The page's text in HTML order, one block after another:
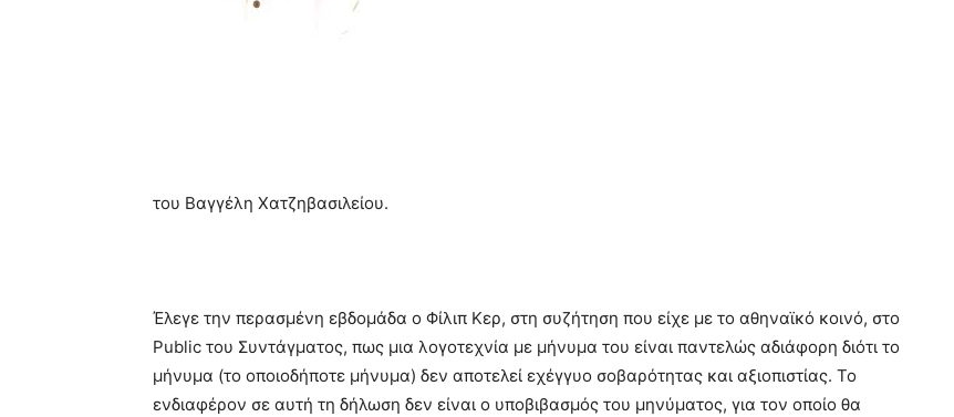
ΚΑΙ
του Βαγγέλη Χατζηβασιλείου.
Έλεγε την περασμένη εβδομάδα ο Φίλιπ Κερ, στη συζήτηση που είχε με το αθηναϊκό κοινό, στο
Public του Συντάγματος, πως μια λογοτεχνία με μήνυμα του είναι παντελώς αδιάφορη διότι το
μήνυμα (το οποιοδήποτε μήνυμα) δεν αποτελεί εχέγγυο σοβαρότητας και αξιοπιστίας. Το
ενδιαφέρον σε αυτή τη δήλωση δεν είναι ο υποβιβασμός του μηνύματος, για τον οποίο θα